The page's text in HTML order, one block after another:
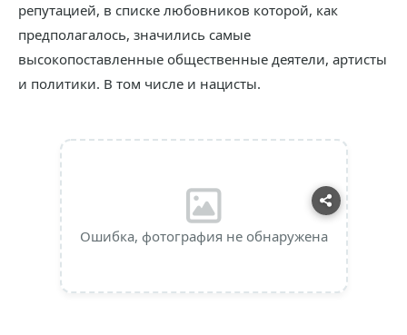
репутацией, в списке любовников которой, как
предполагалось, значились самые
высокопоставленные общественные деятели, артисты
и политики. В том числе и нацисты.
Ошибка, фотография не обнаружена